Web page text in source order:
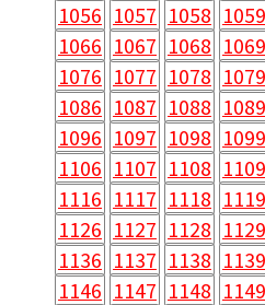
1056 1057 1058 1059
1066 1067 1068 1069
1076 1077 1078 1079
1086 1087 1088 1089
1096 1097 1098 1099
1106 1107 1108 1109
1116 1117 1118 1119
1126 1127 1128 1129
1136 1137 1138 1139
1146 1147 1148 1149